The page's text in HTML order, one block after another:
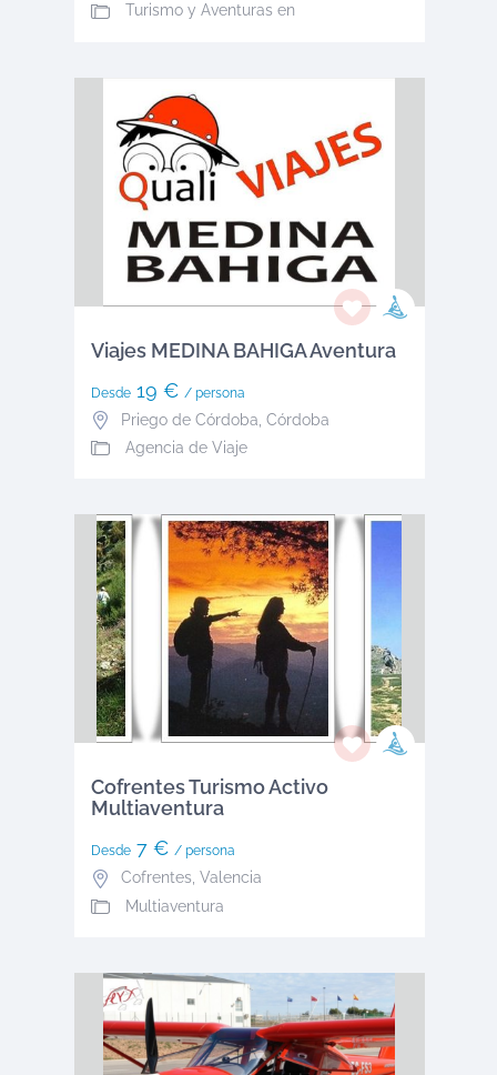
Turismo y Aventuras en
Viajes MEDINA BAHIGA Aventura
Desde19 € / persona
Priego de Córdoba Córdoba
Agencia de Viaje
Cofrentes Turismo Activo
Multiaventura
Desde7 € / persona
Cofrentes, Valencia
Multiaventura